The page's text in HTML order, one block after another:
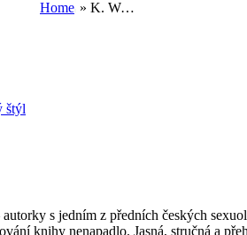
Home » K. W. Caine
štýl
s jedním z předních českých
knihy nenapadlo. Jasná, stručná a